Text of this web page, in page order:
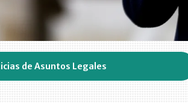
de Asuntos Legales